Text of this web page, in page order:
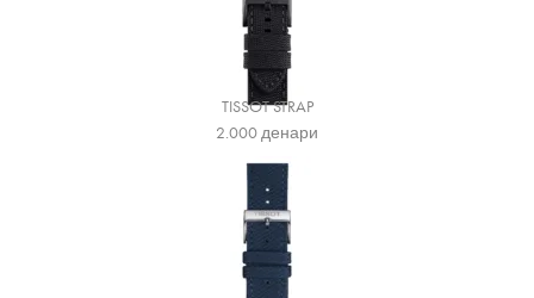
TISSOT STRAP
2.000денари